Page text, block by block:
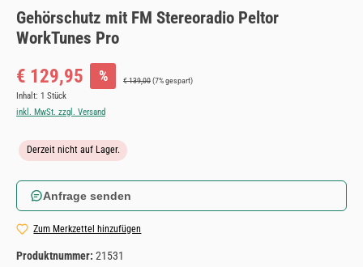
Gehörschutz mit FM Stereoradio Peltor
WorkTunes Pro
Verkaufspreis:
€ 129,95 % Regulärer Preis:
€ 139,00(7% gespart)
Inhalt: 1 Stück
inkl. MwSt. zzgl. Versand
Derzeit nicht auf Lager.
Anfrage senden
Zum Merkzettel hinzufügen
Produktnummer: 21531